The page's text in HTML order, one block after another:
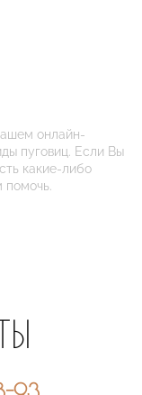
онлайн-
пуговиц. Если Вы
какие-либо